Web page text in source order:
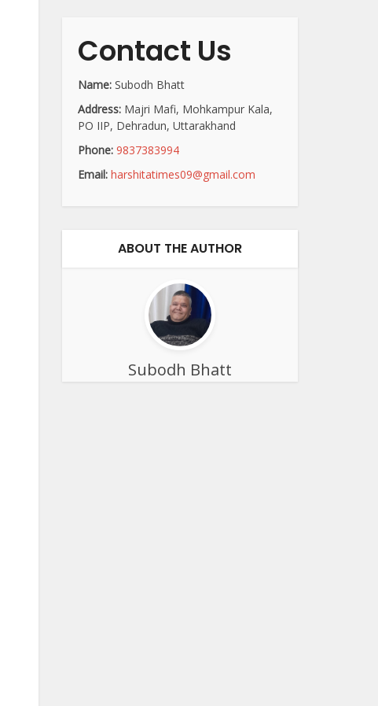
Contact Us
Name: Subodh Bhatt
Address: Majri Mafi, Mohkampur Kala,
PO IIP, Dehradun, Uttarakhand
Phone: 9837383994
Email: harshitatimes09@gmail.com
ABOUT THE AUTHOR
Subodh Bhatt